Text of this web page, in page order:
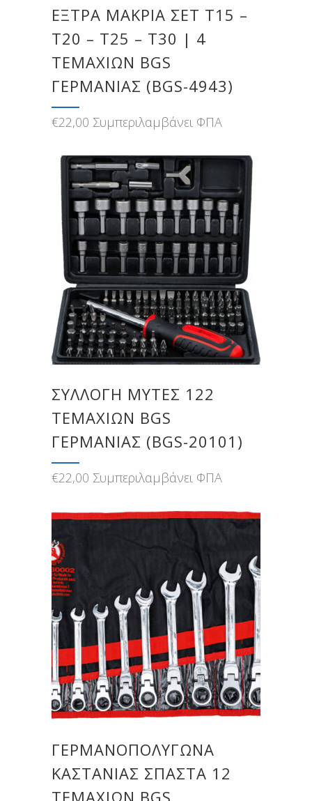
ΈΞΤΡΑ ΜΑΚΡΙΆ ΣΕΤ T15 –
T20 – T25 – T30 | 4
ΤΕΜΑΧΊΩΝ BGS
ΓΕΡΜΑΝΊΑΣ (BGS-4943)
€22,00 Συμπεριλαμβάνει ΦΠΑ
ΣΥΛΛΟΓΉ ΜΎΤΕΣ 122
ΤΕΜΑΧΊΩΝ BGS
ΓΕΡΜΑΝΊΑΣ (BGS-20101)
€22,00 Συμπεριλαμβάνει ΦΠΑ
ΓΕΡΜΑΝΟΠΟΛΎΓΩΝΑ
ΚΑΣΤΆΝΙΑΣ ΣΠΑΣΤΆ 12
ΤΕΜΑΧΊΩΝ BGS